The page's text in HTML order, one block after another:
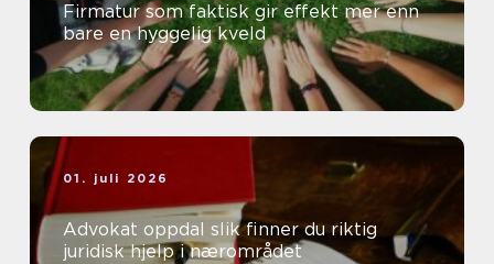
Firmatur som faktisk gir effekt mer enn
bare en hyggelig kveld
01. juli 2026
Advokat oppdal slik finner du riktig
juridisk hjelp i nærområdet